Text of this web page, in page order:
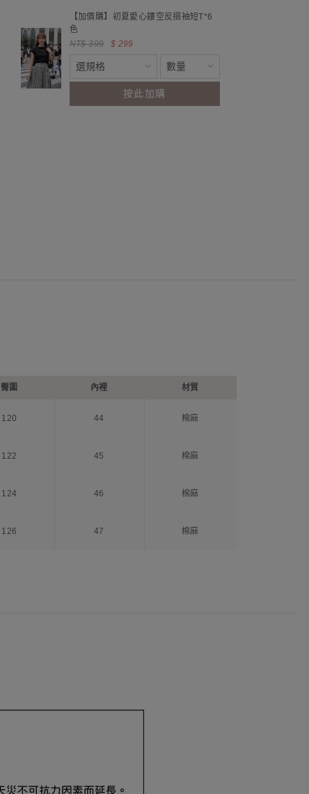
【加價購】初夏愛心鏤空反摺袖短T*6
色
NT$ 399
$ 299
按此加購
臀圍 內裡 材質
120 44 棉麻
122 45 棉麻
124 46 棉麻
126 47 棉麻